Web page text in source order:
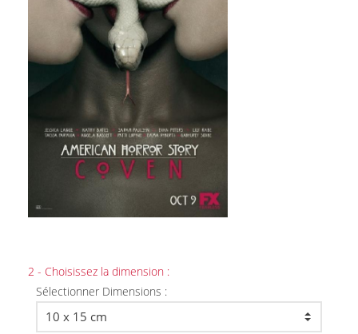
2 - Choisissez la dimension :
Sélectionner Dimensions :